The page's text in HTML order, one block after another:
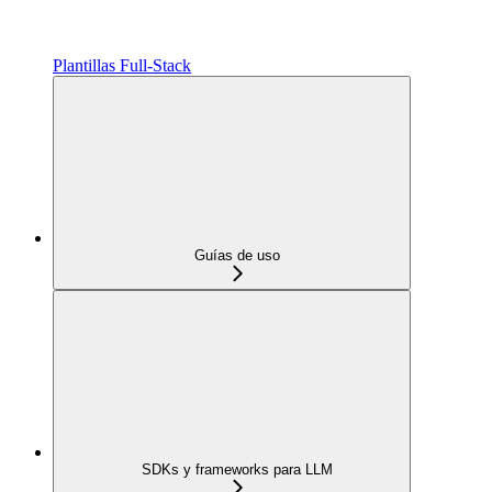
Plantillas Full‑Stack
Guías de uso
SDKs y frameworks para LLM